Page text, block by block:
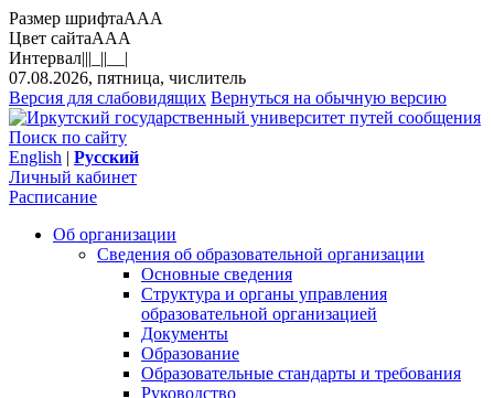
Размер шрифтаAAA
Цвет сайтаAAA
Интервал|||_||__|
07.08.2026, пятница, числитель
Версия для слабовидящих Вернуться на обычную версию
Поиск по сайту
English | Русский
Личный кабинет
Расписание
Об организации
Сведения об образовательной организации
Основные сведения
Структура и органы управления
образовательной организацией
Документы
Образование
Образовательные стандарты и требования
Руководство